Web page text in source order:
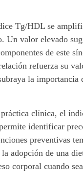
Tg/HDL se
Un valor elevado
de este
refuerza su
la importancia
clínica, el
identificar
preventivas
adopción de una
corporal cuando